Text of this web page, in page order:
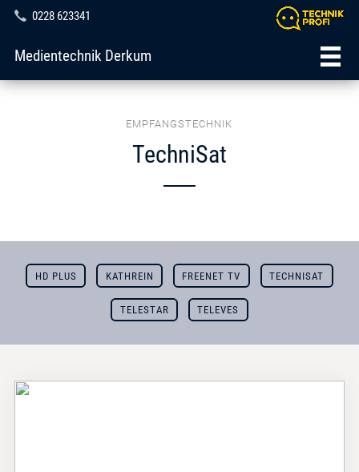
0228 623341
Medientechnik Derkum
EMPFANGSTECHNIK
TechniSat
HD PLUS KATHREIN FREENET TV TECHNISAT
TELESTAR TELEVES